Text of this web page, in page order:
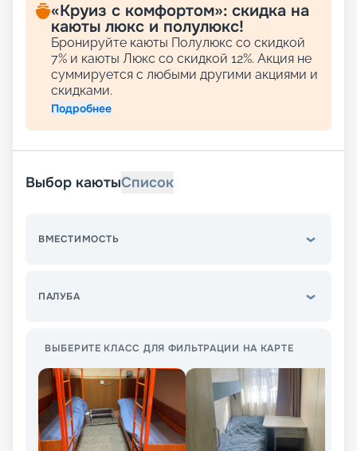
«Круиз с комфортом»: скидка на
каюты люкс и полулюкс!
Бронируйте каюты Полулюкс со скидкой
7% и каюты Люкс со скидкой 12%. Акция не
суммируется с любыми другими акциями и
скидками.
Подробнее
Выбор каютыСписок
ВМЕСТИМОСТЬ
ПАЛУБА
ВЫБЕРИТЕ КЛАСС ДЛЯ ФИЛЬТРАЦИИ НА КАРТЕ